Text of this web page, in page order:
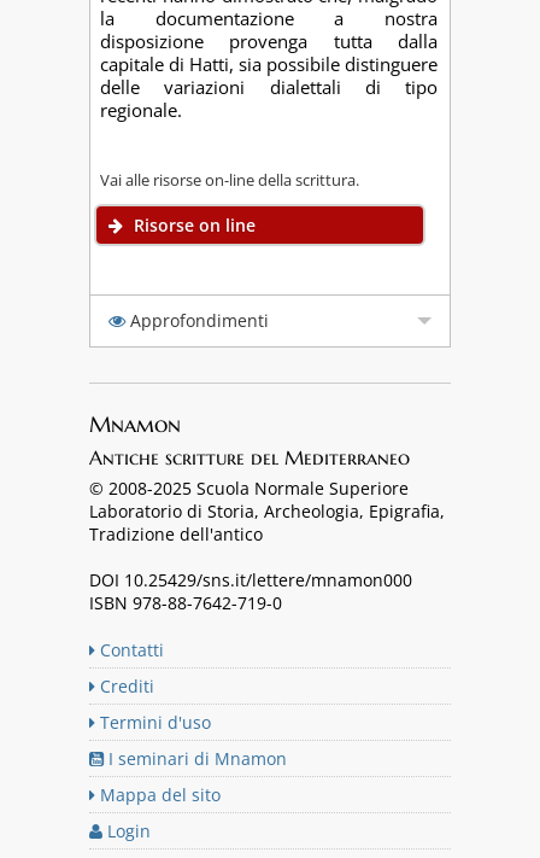
la documentazione a nostra
disposizione provenga tutta dalla
capitale di Hatti, sia possibile distinguere
delle variazioni dialettali di tipo
regionale.
Vai alle risorse on-line della scrittura.
Risorse on line
Approfondimenti
Mnamon
Antiche scritture del Mediterraneo
© 2008-2025 Scuola Normale Superiore
Laboratorio di Storia, Archeologia, Epigrafia,
Tradizione dell'antico
DOI 10.25429/sns.it/lettere/mnamon000
ISBN 978-88-7642-719-0
Contatti
Crediti
Termini d'uso
I seminari di Mnamon
Mappa del sito
Login